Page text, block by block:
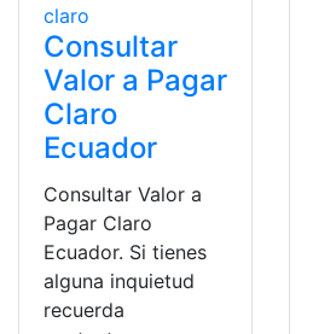
Consultar
Valor a Pagar
Claro
Ecuador
Consultar Valor a
Pagar Claro
Ecuador. Si tienes
alguna inquietud
recuerda